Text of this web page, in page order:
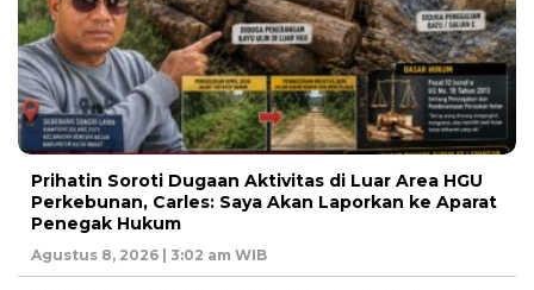
Prihatin Soroti Dugaan Aktivitas di Luar Area HGU
Perkebunan, Carles: Saya Akan Laporkan ke Aparat
Penegak Hukum
Agustus 8, 2026 | 3:02 am WIB